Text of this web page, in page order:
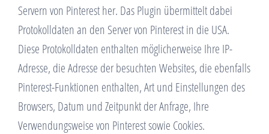
Servern von Pinterest her. Das Plugin übermittelt dabei
Protokolldaten an den Server von Pinterest in die USA.
Diese Protokolldaten enthalten möglicherweise Ihre IP-
Adresse, die Adresse der besuchten Websites, die ebenfalls
Pinterest-Funktionen enthalten, Art und Einstellungen des
Browsers, Datum und Zeitpunkt der Anfrage, Ihre
Verwendungsweise von Pinterest sowie Cookies.